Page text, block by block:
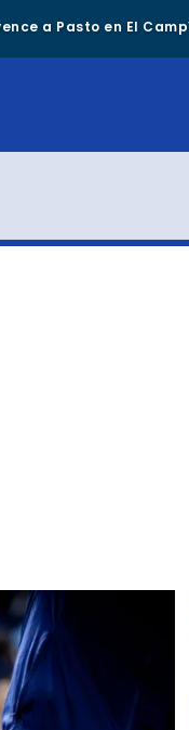
a Pasto en El